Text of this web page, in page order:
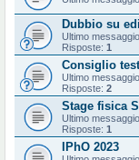
Dubbio su
Ultimo
Risposte: 1
Consiglio
Ultimo
Risposte: 2
Stage fisica
Ultimo
Risposte: 1
IPhO 2023